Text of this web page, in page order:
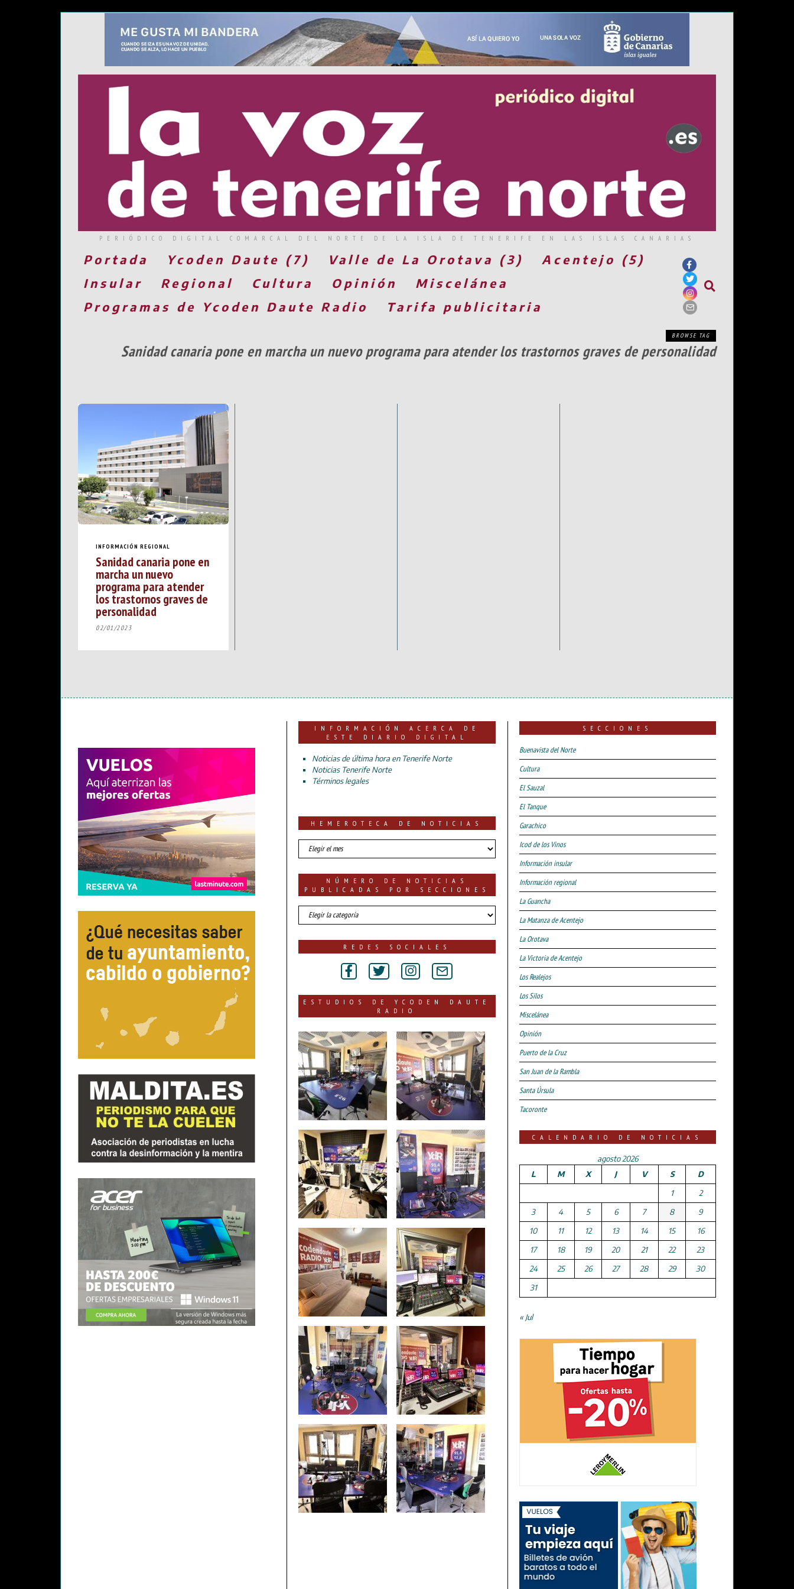
PERIÓDICO DIGITAL COMARCAL DEL NORTE DE LA ISLA DE TENERIFE EN LAS ISLAS CANARIAS
Portada Ycoden Daute (7) Valle de La Orotava (3)
Acentejo (5)
Insular
Regional Cultura Opinión
Miscelánea
Programas de Ycoden Daute Radio
Tarifa publicitaria
BROWSE TAG
Sanidad canaria pone en marcha un nuevo programa para atender los trastornos graves de personalidad
INFORMACIÓN REGIONAL
Sanidad canaria pone en
marcha un nuevo
programa para atender
los trastornos graves de
personalidad
02/01/2023
INFORMACIÓN ACERCA DE
ESTE DIARIO DIGITAL
Noticias de última hora en Tenerife Norte
Noticias Tenerife Norte
Términos legales
HEMEROTECA DE NOTICIAS
HEMEROTECA
DE
NÚMERO DE NOTICIAS
PUBLICADAS POR SECCIONES
número
de
por
REDES SOCIALES
ESTUDIOS DE YCODEN DAUTE
RADIO
SECCIONES
Buenavista del Norte
Cultura
El Sauzal
El Tanque
Garachico
Icod de los Vinos
Información insular
Información regional
La Guancha
La Matanza de Acentejo
La Orotava
La Victoria de Acentejo
Los Realejos
Los Silos
Miscelánea
Opinión
Puerto de la Cruz
San Juan de la Rambla
Santa Úrsula
Tacoronte
CALENDARIO DE NOTICIAS
agosto 2026
L
M X J V S
D
1
2
3
4 5 6 7 8
9
10
11 12 13 14 15
16
17
18 19 20 21 22
23
24
25 26 27 28 29
30
31
« Jul